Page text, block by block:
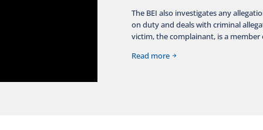
The BEI also investigates any
on duty and deals with criminal
victim, the complainant, is a
Read more